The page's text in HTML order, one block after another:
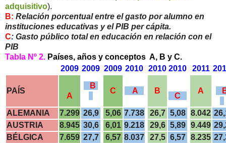
adquisitivo).
B: Relación porcentual entre el gasto por alumno en
instituciones educativas y el PIB per cápita.
C: Gasto público total en educación en relación con el
PIB
Tabla Nº 2. Países, años y conceptos A, B y C.
2009 2009 2009 2010 2010 2010 2011
PAÍS
A
B
C A B
C
A
ALEMANIA 7.299 26,9 5,06 7.738 26,7 5,08 8.042
AUSTRIA
8.945 30,6 6,01 9.218 29,6 5,89 9.449
BÉLGICA
7.659 27,7 6,57 8.037 27,5 6,57 8.235